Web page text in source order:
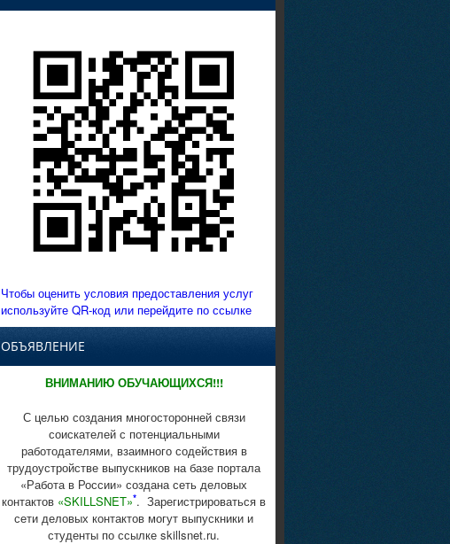
Чтобы оценить условия предоставления услуг
используйте QR-код или перейдите по ссылке
ОБЪЯВЛЕНИЕ
ВНИМАНИЮ ОБУЧАЮЩИХСЯ!!!
С целью создания многосторонней связи
соискателей с потенциальными
работодателями, взаимного содействия в
трудоустройстве выпускников на базе портала
«Работа в России» создана сеть деловых
контактов «SKILLSNET»*. Зарегистрироваться в
сети деловых контактов могут выпускники и
студенты по ссылке skillsnet.ru.